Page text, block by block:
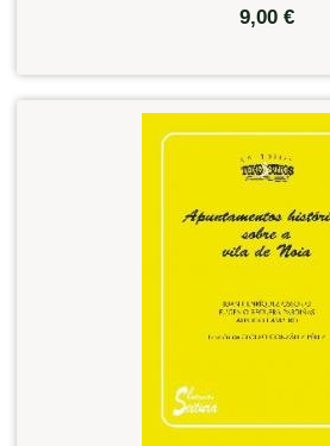
9,00 €